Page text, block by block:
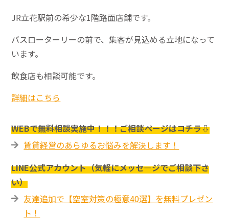
JR立花駅前の希少な1階路面店舗です。
バスローターリーの前で、集客が見込める立地になって
います。
飲食店も相談可能です。
詳細はこちら
WEBで無料相談実施中！！！ご相談ページはコチラ⇩
賃貸経営のあらゆるお悩みを解決します！
LINE公式アカウント（気軽にメッセ―ジでご相談下さ
い）
友達追加で【空室対策の極意40選】を無料プレゼン
ト！